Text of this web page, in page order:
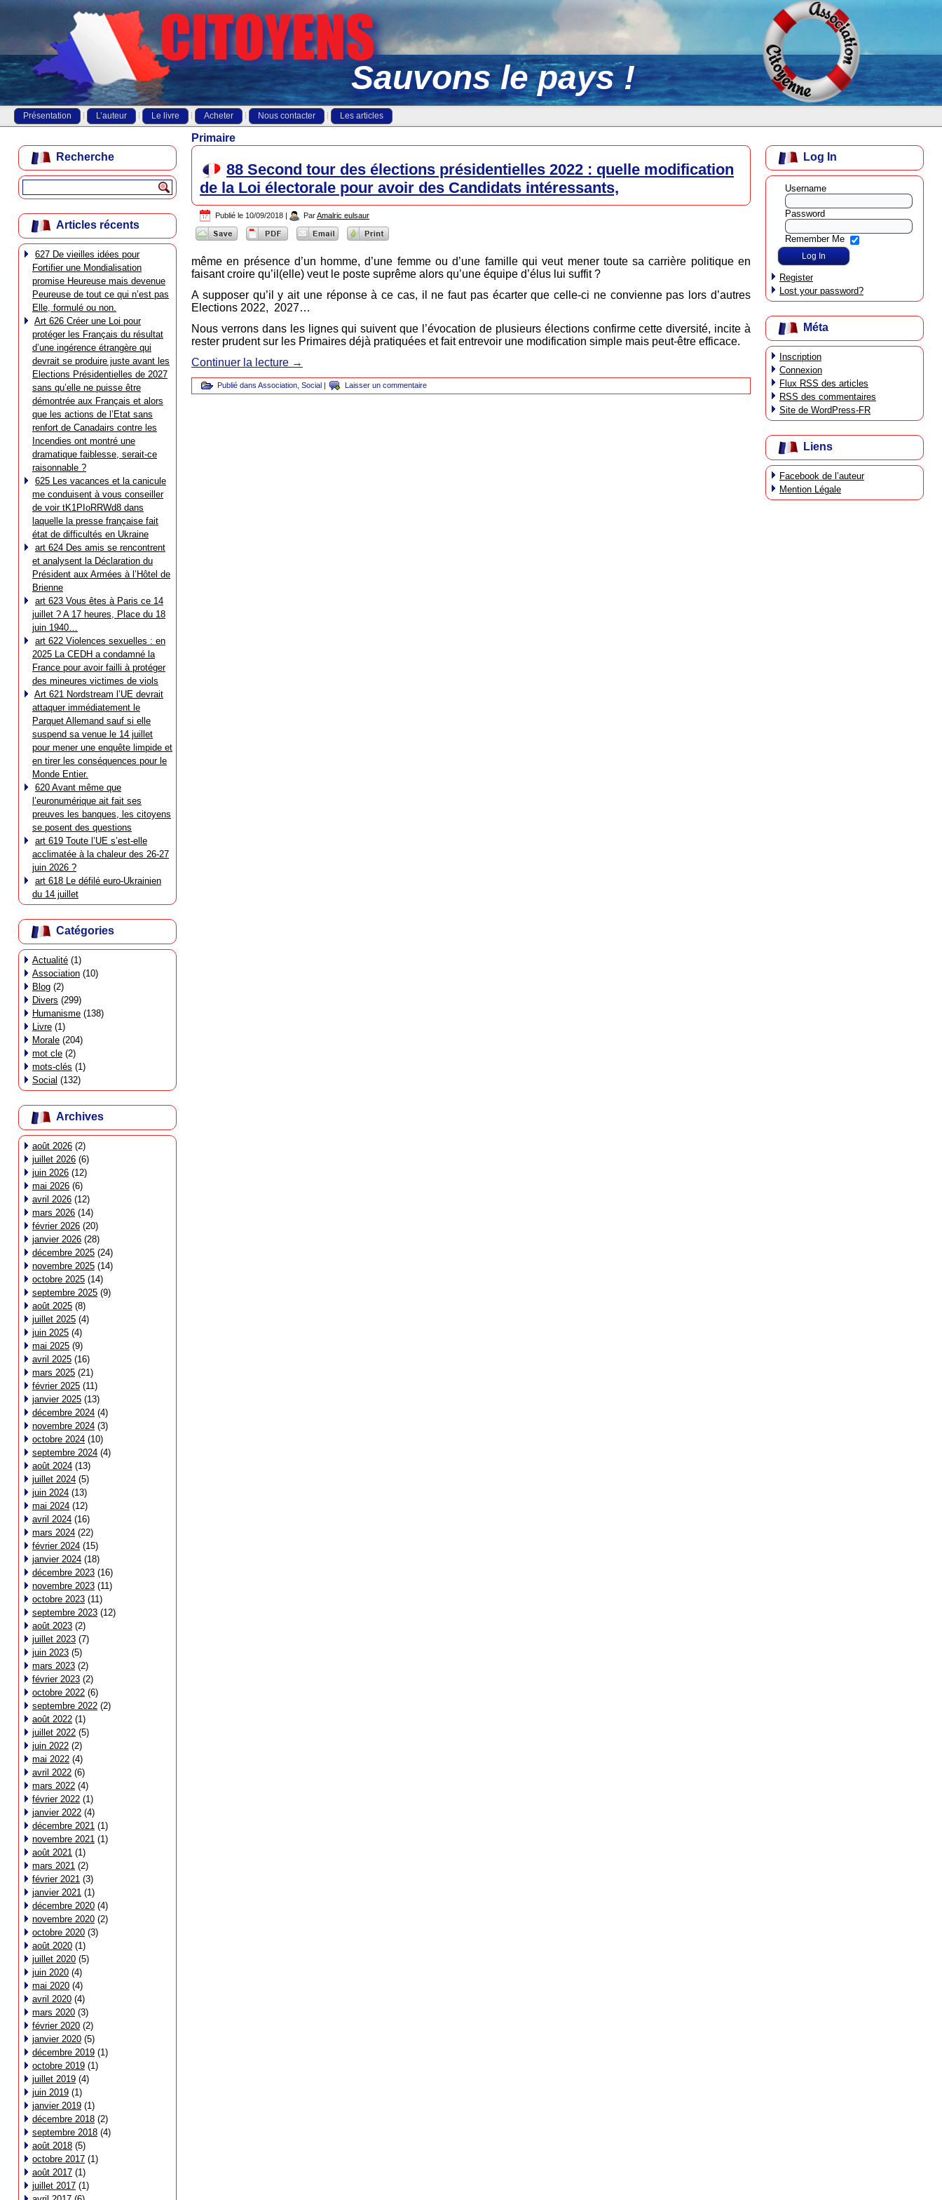
Sauvons le pays !
Présentation L’auteur Le livre Acheter Nous contacter Les articles
Recherche
Articles récents
627 De vieilles idées pour
Fortifier une Mondialisation
promise Heureuse mais devenue
Peureuse de tout ce qui n’est pas
Elle, formulé ou non.
Art 626 Créer une Loi pour
protéger les Français du résultat
d’une ingérence étrangère qui
devrait se produire juste avant les
Elections Présidentielles de 2027
sans qu’elle ne puisse être
démontrée aux Français et alors
que les actions de l’Etat sans
renfort de Canadairs contre les
Incendies ont montré une
dramatique faiblesse, serait-ce
raisonnable ?
625 Les vacances et la canicule
me conduisent à vous conseiller
de voir tK1PIoRRWd8 dans
laquelle la presse française fait
état de difficultés en Ukraine
art 624 Des amis se rencontrent
et analysent la Déclaration du
Président aux Armées à l’Hôtel de
Brienne
art 623 Vous êtes à Paris ce 14
juillet ? A 17 heures, Place du 18
juin 1940…
art 622 Violences sexuelles : en
2025 La CEDH a condamné la
France pour avoir failli à protéger
des mineures victimes de viols
Art 621 Nordstream l’UE devrait
attaquer immédiatement le
Parquet Allemand sauf si elle
suspend sa venue le 14 juillet
pour mener une enquête limpide et
en tirer les conséquences pour le
Monde Entier.
620 Avant même que
l’euronumérique ait fait ses
preuves les banques, les citoyens
se posent des questions
art 619 Toute l’UE s’est-elle
acclimatée à la chaleur des 26-27
juin 2026 ?
art 618 Le défilé euro-Ukrainien
du 14 juillet
Catégories
Actualité (1)
Association (10)
Blog (2)
Divers (299)
Humanisme (138)
Livre (1)
Morale (204)
mot cle (2)
mots-clés (1)
Social (132)
Archives
août 2026 (2)
juillet 2026 (6)
juin 2026 (12)
mai 2026 (6)
avril 2026 (12)
mars 2026 (14)
février 2026 (20)
janvier 2026 (28)
décembre 2025 (24)
novembre 2025 (14)
octobre 2025 (14)
septembre 2025 (9)
août 2025 (8)
juillet 2025 (4)
juin 2025 (4)
mai 2025 (9)
avril 2025 (16)
mars 2025 (21)
février 2025 (11)
janvier 2025 (13)
décembre 2024 (4)
novembre 2024 (3)
octobre 2024 (10)
septembre 2024 (4)
août 2024 (13)
juillet 2024 (5)
juin 2024 (13)
mai 2024 (12)
avril 2024 (16)
mars 2024 (22)
février 2024 (15)
janvier 2024 (18)
décembre 2023 (16)
novembre 2023 (11)
octobre 2023 (11)
septembre 2023 (12)
août 2023 (2)
juillet 2023 (7)
juin 2023 (5)
mars 2023 (2)
février 2023 (2)
octobre 2022 (6)
septembre 2022 (2)
août 2022 (1)
juillet 2022 (5)
juin 2022 (2)
mai 2022 (4)
avril 2022 (6)
mars 2022 (4)
février 2022 (1)
janvier 2022 (4)
décembre 2021 (1)
novembre 2021 (1)
août 2021 (1)
mars 2021 (2)
février 2021 (3)
janvier 2021 (1)
décembre 2020 (4)
novembre 2020 (2)
octobre 2020 (3)
août 2020 (1)
juillet 2020 (5)
juin 2020 (4)
mai 2020 (4)
avril 2020 (4)
mars 2020 (3)
février 2020 (2)
janvier 2020 (5)
décembre 2019 (1)
octobre 2019 (1)
juillet 2019 (4)
juin 2019 (1)
janvier 2019 (1)
décembre 2018 (2)
septembre 2018 (4)
août 2018 (5)
octobre 2017 (1)
août 2017 (1)
juillet 2017 (1)
Primaire
88 Second tour des élections présidentielles 2022 : quelle modification
de la Loi électorale pour avoir des Candidats intéressants,
Publié le 10/09/2018 | ParAmalric eulsaur
même en présence d’un homme, d’une femme ou d’une famille qui veut mener toute sa carrière politique en
faisant croire qu’il(elle) veut le poste suprême alors qu’une équipe d’élus lui suffit ?
A supposer qu’il y ait une réponse à ce cas, il ne faut pas écarter que celle-ci ne convienne pas lors d’autres
Elections 2022, 2027…
Nous verrons dans les lignes qui suivent que l’évocation de plusieurs élections confirme cette diversité, incite à
rester prudent sur les Primaires déjà pratiquées et fait entrevoir une modification simple mais peut-être efficace.
Continuer la lecture →
Publié dans Association Social | Laisser un commentaire
Log In
Username
Password
Remember Me
Register
Lost your password?
Méta
Inscription
Connexion
Flux RSS des articles
RSS des commentaires
Site de WordPress-FR
Liens
Facebook de l’auteur
Mention Légale